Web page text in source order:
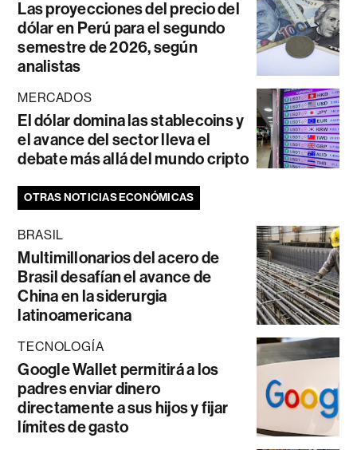
Las proyecciones del precio del
dólar en Perú para el segundo
semestre de 2026, según
analistas
MERCADOS
El dólar domina las stablecoins y
el avance del sector lleva el
debate más allá del mundo cripto
OTRAS NOTICIAS ECONÓMICAS
BRASIL
Multimillonarios del acero de
Brasil desafían el avance de
China en la siderurgia
latinoamericana
TECNOLOGÍA
Google Wallet permitirá a los
padres enviar dinero
directamente a sus hijos y fijar
límites de gasto